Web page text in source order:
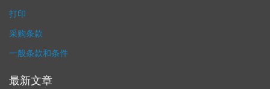
打印
采购条款
一般条款和条件
最新文章